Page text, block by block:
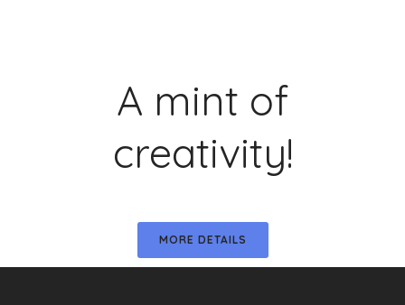
A mint of
creativity!
MORE DETAILS